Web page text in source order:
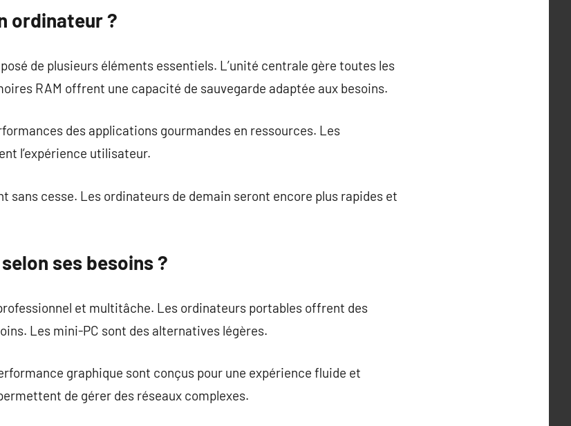
ordinateur ?
de plusieurs éléments essentiels. L’unité centrale gère toutes les
RAM offrent une capacité de sauvegarde adaptée aux besoins.
des applications gourmandes en ressources. Les
l’expérience utilisateur.
sans cesse. Les ordinateurs de demain seront encore plus rapides et
ses besoins ?
et multitâche. Les ordinateurs portables offrent des
Les mini-PC sont des alternatives légères.
graphique sont conçus pour une expérience fluide et
de gérer des réseaux complexes.